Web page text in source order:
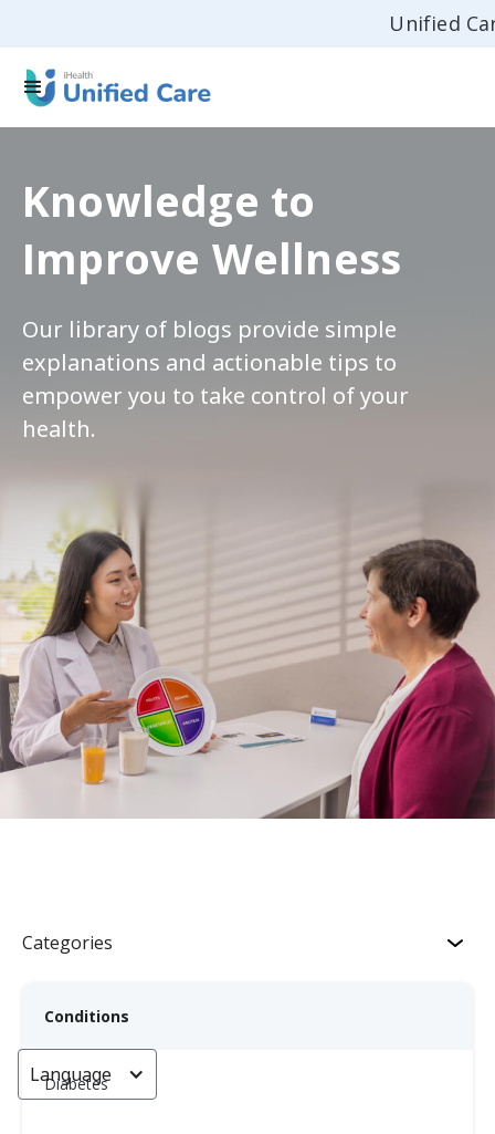
Unified
Knowledge to
Improve Wellness
Our library of blogs provide simple
explanations and actionable tips to
empower you to take control of your
health.
Categories
Conditions
Diabetes
Language